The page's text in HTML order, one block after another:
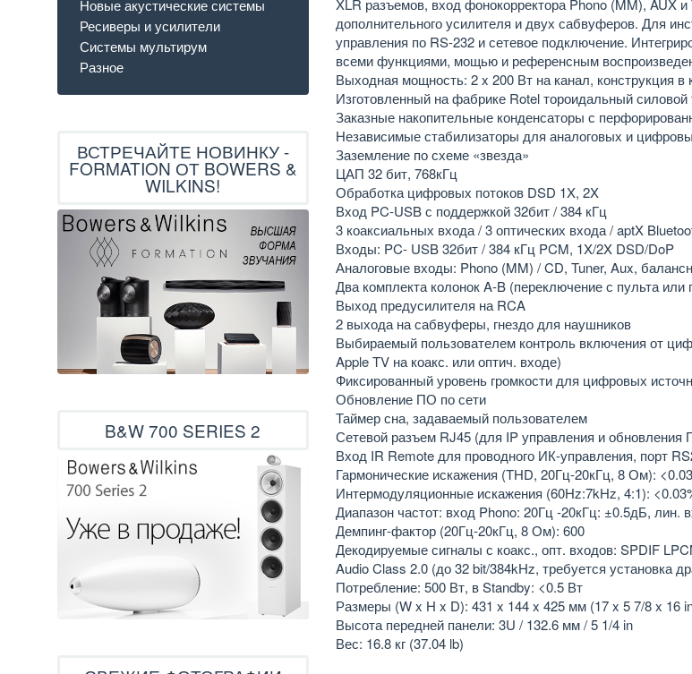
XLR разъемов, вход фонокорректора Phono (MM),
дополнительного усилителя и двух сабвуферов. Для
управления по RS-232 и сетевое подключение.
всеми функциями, мощью и референсным
Выходная мощность: 2 x 200 Вт на канал, конструкция в
Изготовленный на фабрике Rotel тороидальный
Заказные накопительные конденсаторы с
Независимые стабилизаторы для аналоговых и
Заземление по схеме «звезда»
ЦАП 32 бит, 768кГц
Обработка цифровых потоков DSD 1X, 2X
Вход PC-USB с поддержкой 32бит / 384 кГц
3 коаксиальных входа / 3 оптических входа / aptX
Входы: PC- USB 32бит / 384 кГц PCM, 1X/2X DSD/DoP
Аналоговые входы: Phono (MM) / CD, Tuner, Aux,
Два комплекта колонок A-B (переключение с пульта или
Выход предусилителя на RCA
2 выхода на сабвуферы, гнездо для наушников
Выбираемый пользователем контроль включения от
Apple TV на коакс. или оптич. входе)
Фиксированный уровень громкости для цифровых
Обновление ПО по сети
Таймер сна, задаваемый пользователем
Сетевой разъем RJ45 (для IP управления и обновления
Вход IR Remote для проводного ИК-управления, порт
Гармонические искажения (THD, 20Гц-20кГц, 8 Ом):
Интермодуляционные искажения (60Hz:7kHz, 4:1):
Диапазон частот: вход Phono: 20Гц -20кГц: ±0.5дБ, лин.
Демпинг-фактор (20Гц-20кГц, 8 Ом): 600
Декодируемые сигналы с коакс., опт. входов: SPDIF
Audio Class 2.0 (до 32 bit/384kHz, требуется установка
Потребление: 500 Вт, в Standby: <0.5 Вт
Размеры (W x H x D): 431 x 144 x 425 мм (17 x 5 7/8 x 16
Высота передней панели: 3U / 132.6 мм / 5 1/4 in
Вес: 16.8 кг (37.04 lb)
Новые акустические системы
Ресиверы и усилители
Системы мультирум
Разное
ВСТРЕЧАЙТЕ НОВИНКУ -
FORMATION ОТ BOWERS &
WILKINS!
B&W 700 SERIES 2